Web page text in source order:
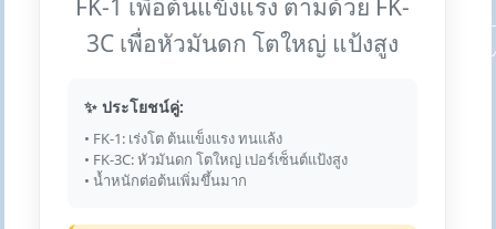
FK-1 เพื่อต้นแข็งแรง ตามด้วย FK-
3C เพื่อหัวมันดก โตใหญ่ แป้งสูง
✨ ประโยชน์คู่:
• FK-1: เร่งโต ต้นแข็งแรง ทนแล้ง
• FK-3C: หัวมันดก โตใหญ่ เปอร์เซ็นต์แป้งสูง
• น้ำหนักต่อต้นเพิ่มขึ้นมาก